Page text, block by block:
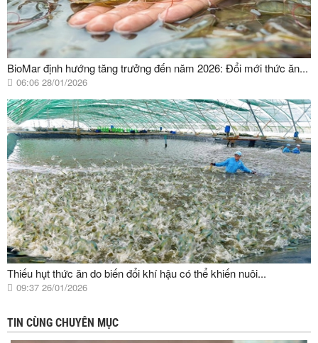
BioMar định hướng tăng trưởng đến năm 2026: Đổi mới thức ăn...
06:06 28/01/2026
Thiếu hụt thức ăn do biến đổi khí hậu có thể khiến nuôi...
09:37 26/01/2026
TIN CÙNG CHUYÊN MỤC